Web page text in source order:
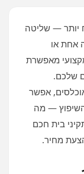
יותר — שליטה
אחת או
מאפשרת
שלכם.
אפשר
— מה
בית חכם
מחיר.